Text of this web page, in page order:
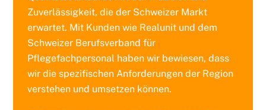
Zuverlässigkeit, die der Schweizer Markt
erwartet. Mit Kunden wie Realunit und dem
Schweizer Berufsverband für
Pflegefachpersonal haben wir bewiesen, dass
wir die spezifischen Anforderungen der Region
verstehen und umsetzen können.